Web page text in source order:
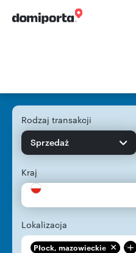
Rodzaj transakcji
Sprzedaż
Kraj
Lokalizacja
Płock, mazowieckie +